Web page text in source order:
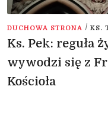
DUCHOWA STRONA / KS.
Ks. Pek: reguła
wywodzi się z
Kościoła